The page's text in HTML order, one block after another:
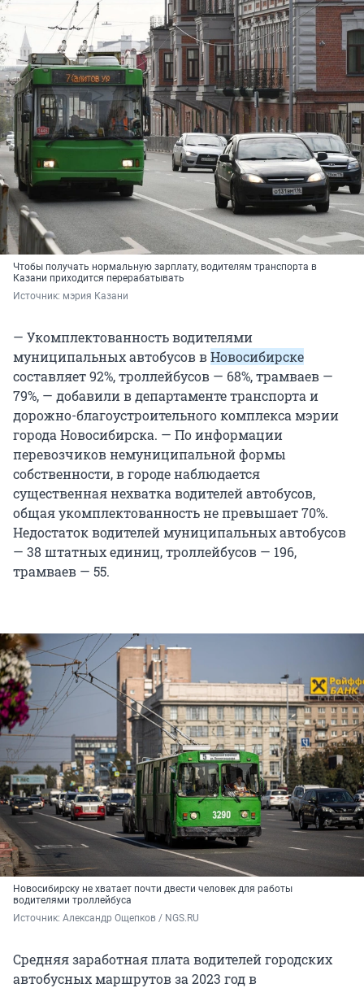
Чтобы получать нормальную зарплату, водителям транспорта в
Казани приходится перерабатывать
Источник: мэрия Казани
— Укомплектованность водителями
муниципальных автобусов вНовосибирске
составляет 92%, троллейбусов — 68%, трамваев —
79%, — добавили в департаменте транспорта и
дорожно-благоустроительного комплекса мэрии
города Новосибирска. — По информации
перевозчиков немуниципальной формы
собственности, в городе наблюдается
существенная нехватка водителей автобусов,
общая укомплектованность не превышает 70%.
Недостаток водителей муниципальных автобусов
— 38 штатных единиц, троллейбусов — 196,
трамваев — 55.
Новосибирску не хватает почти двести человек для работы
водителями троллейбуса
Источник: Александр Ощепков / NGS.RU
Средняя заработная плата водителей городских
автобусных маршрутов за 2023 год в